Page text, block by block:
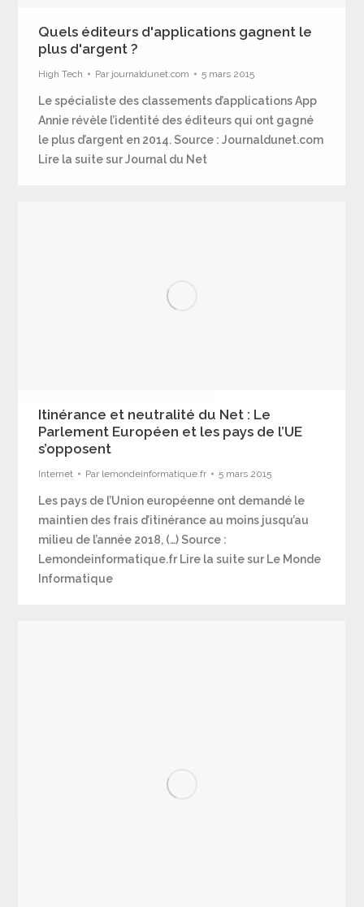
Quels éditeurs d'applications gagnent le
plus d'argent ?
High Tech Par journaldunet.com 5 mars 2015
Le spécialiste des classements d’applications App
Annie révèle l’identité des éditeurs qui ont gagné
le plus d’argent en 2014. Source : Journaldunet.com
Lire la suite sur Journal du Net
Itinérance et neutralité du Net : Le
Parlement Européen et les pays de l’UE
s’opposent
Internet Par lemondeinformatique.fr 5 mars 2015
Les pays de l’Union européenne ont demandé le
maintien des frais d’itinérance au moins jusqu’au
milieu de l’année 2018, (…) Source :
Lemondeinformatique.fr Lire la suite sur Le Monde
Informatique